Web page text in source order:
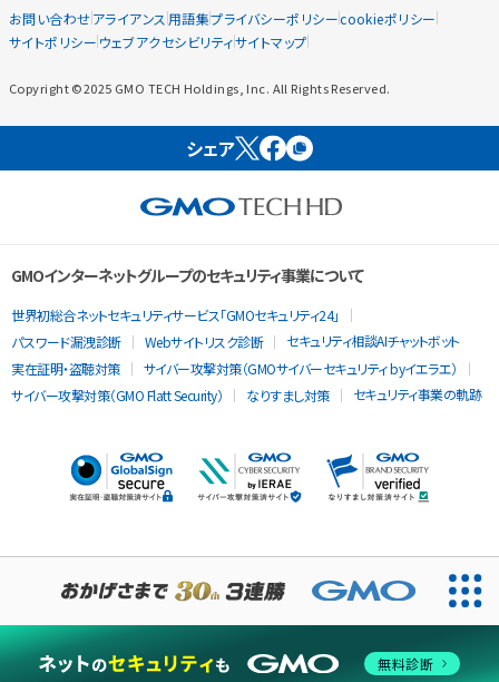
お問い合わせアライアンス 用語集プライバシーポリシーcookieポリシー
サイトポリシー ウェブアクセシビリティサイトマップ
Copyright ©2025 GMO TECH Holdings, Inc. All Rights Reserved.
シェア
GMOインターネットグループのセキュリティ事業について
世界初総合ネットセキュリティサービス「GMOセキュリティ24」
パスワード漏洩診断
Webサイトリスク診断
セキュリティ相談AIチャットボット
実在証明・盗聴対策
サイバー攻撃対策（GMOサイバーセキュリティ byイエラエ）
サイバー攻撃対策（GMO Flatt Security）
なりすまし対策 セキュリティ事業の軌跡
当ウェブサイトでは、サービスの提供および品質向上とトラフィッ
同意する
Cookieポリシー 無料診断